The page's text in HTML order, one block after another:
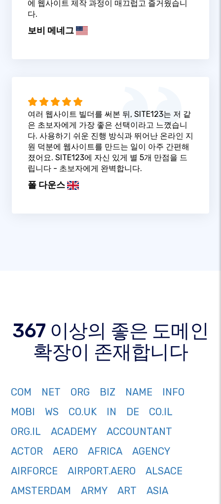
에 웹사이트 제작 과정이 매끄럽고 즐거웠습니
다.
보비 메네그
여러 웹사이트 빌더를 써본 뒤, SITE123는 저 같
은 초보자에게 가장 좋은 선택이라고 느꼈습니
다. 사용하기 쉬운 진행 방식과 뛰어난 온라인 지
원 덕분에 웹사이트를 만드는 일이 아주 간편해
졌어요. SITE123에 자신 있게 별 5개 만점을 드
립니다 - 초보자에게 완벽합니다.
폴 다운스
367 이상의 좋은 도메인
확장이 존재합니다
COM NET ORG BIZ NAME
INFO
MOBI
WS CO.UK IN DE
CO.IL
ORG.IL
ACADEMY
ACCOUNTANT
ACTOR
AERO AFRICA
AGENCY
AIRFORCE
AIRPORT.AERO
ALSACE
AMSTERDAM
ARMY ART
ASIA